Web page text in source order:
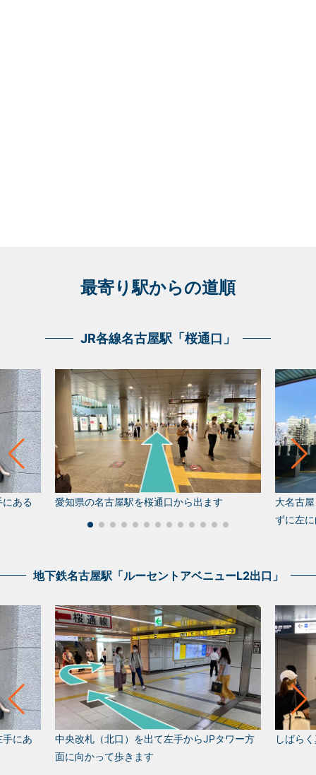
最寄り駅からの道順
JR各線名古屋駅「桜通口」
ある 愛知県の名古屋駅を桜通口から出ます
大名古
ずに左
地下鉄名古屋駅「ルーセントアベニューL2出口」
にあ
中央改札（北口）を出て左手からJPタワー方
面に向かって歩きます
しばら